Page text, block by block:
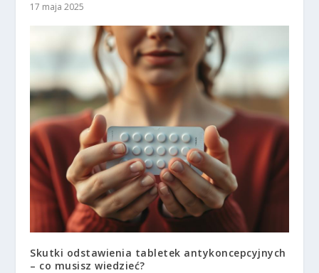
17 maja 2025
Skutki odstawienia tabletek antykoncepcyjnych
– co musisz wiedzieć?